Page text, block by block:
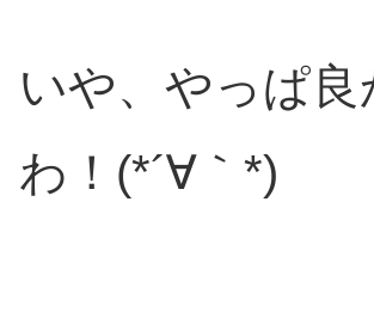
いや、やっぱ良
わ！(*´∀｀*)